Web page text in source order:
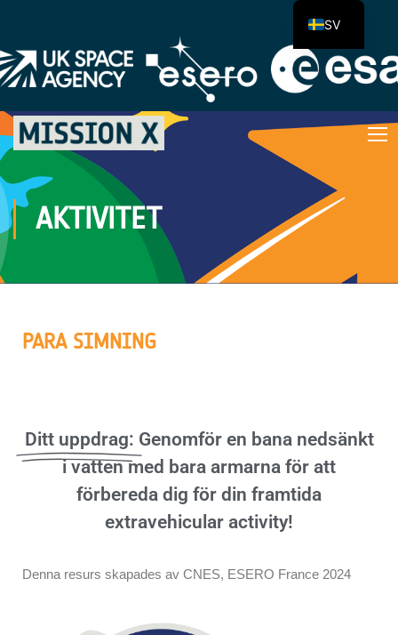
AKTIVITET
PARA SIMNING
Ditt uppdrag: Genomför en bana nedsänkt
i vatten med bara armarna för att
förbereda dig för din framtida
extravehicular activity!
Denna resurs skapades av CNES, ESERO France 2024
SV